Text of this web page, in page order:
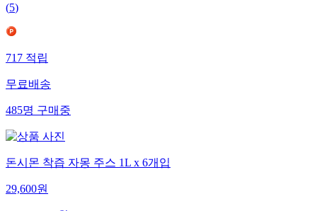
(5)
717적립
무료배송
485명구매중
돈시몬 착즙 자몽 주스 1L x 6개입
29,600원